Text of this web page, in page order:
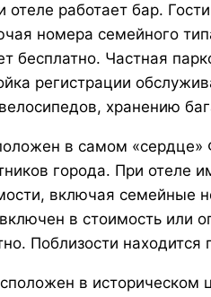
работает бар.
номера семейного
бесплатно. Частная
регистрации
хранению
в самом «сердце»
города. При отеле
включая семейные
в стоимость или
Поблизости
в историческом